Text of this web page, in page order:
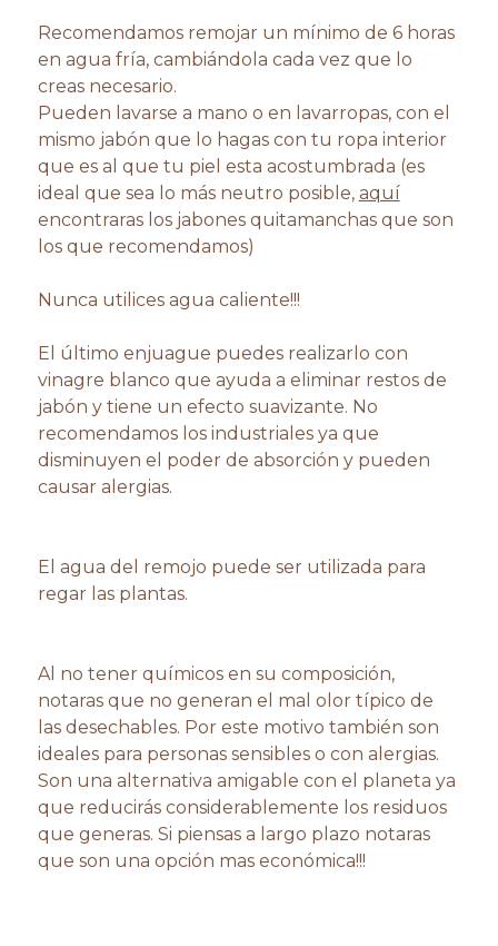
Recomendamos remojar un mínimo de 6 horas
en agua fría, cambiándola cada vez que lo
creas necesario.
Pueden lavarse a mano o en lavarropas, con el
mismo jabón que lo hagas con tu ropa interior
que es al que tu piel esta acostumbrada (es
ideal que sea lo más neutro posible, aquí
encontraras los jabones quitamanchas que son
los que recomendamos)
Nunca utilices agua caliente!!!
El último enjuague puedes realizarlo con
vinagre blanco que ayuda a eliminar restos de
jabón y tiene un efecto suavizante. No
recomendamos los industriales ya que
disminuyen el poder de absorción y pueden
causar alergias.
El agua del remojo puede ser utilizada para
regar las plantas.
Al no tener químicos en su composición,
notaras que no generan el mal olor típico de
las desechables. Por este motivo también son
ideales para personas sensibles o con alergias.
Son una alternativa amigable con el planeta ya
que reducirás considerablemente los residuos
que generas. Si piensas a largo plazo notaras
que son una opción mas económica!!!